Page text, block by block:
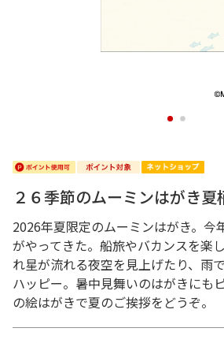
1 2
２６季節のムーミンはがき
2026年夏限定のムーミンはがき。今
がやってきた。船旅やバカンスを楽
れ星が流れる夜空を見上げたり、雨
ハッピー。暑中見舞いのはがきにも
の絵はがきで夏のご挨拶をどうぞ。